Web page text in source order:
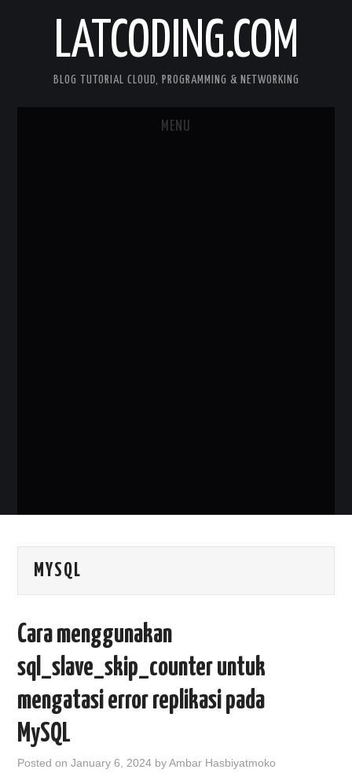
LATCODING.COM
BLOG TUTORIAL CLOUD, PROGRAMMING & NETWORKING
MENU
MYSQL
Cara menggunakan
sql_slave_skip_counter untuk
mengatasi error replikasi pada
MySQL
Posted onJanuary 6, 2024 byAmbar Hasbiyatmoko